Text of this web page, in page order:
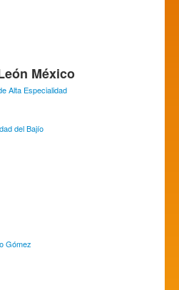
México
Alta Especialidad
del Bajío
Gómez